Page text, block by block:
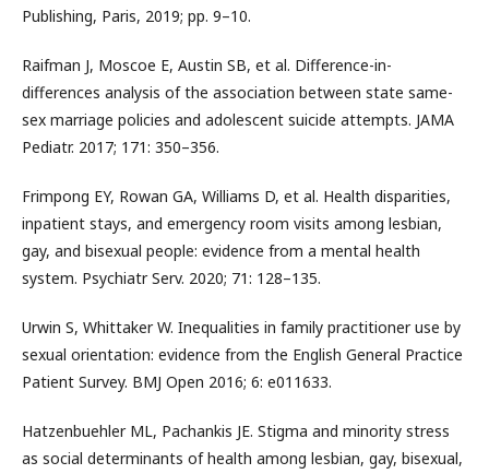
Publishing, Paris, 2019; pp. 9–10.
Raifman J, Moscoe E, Austin SB, et al. Difference-in-
differences analysis of the association between state same-
sex marriage policies and adolescent suicide attempts. JAMA
Pediatr. 2017; 171: 350–356.
Frimpong EY, Rowan GA, Williams D, et al. Health disparities,
inpatient stays, and emergency room visits among lesbian,
gay, and bisexual people: evidence from a mental health
system. Psychiatr Serv. 2020; 71: 128–135.
Urwin S, Whittaker W. Inequalities in family practitioner use by
sexual orientation: evidence from the English General Practice
Patient Survey. BMJ Open 2016; 6: e011633.
Hatzenbuehler ML, Pachankis JE. Stigma and minority stress
as social determinants of health among lesbian, gay, bisexual,